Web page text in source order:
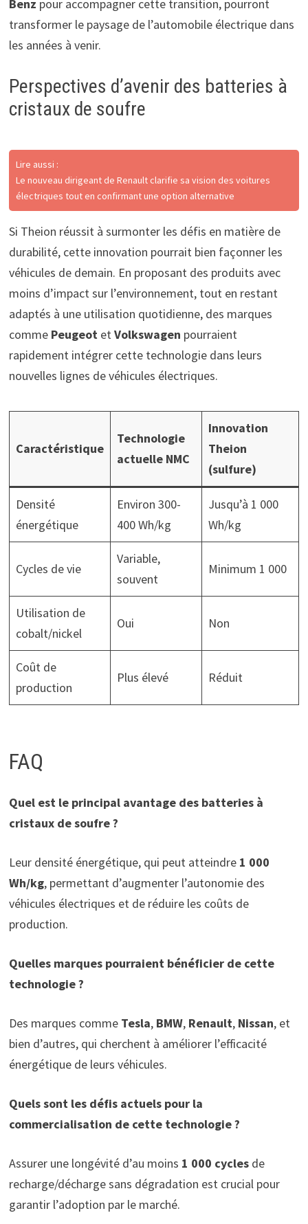
Benz pour accompagner cette transition, pourront
transformer le paysage de l’automobile électrique dans
les années à venir.
Perspectives d’avenir des batteries à
cristaux de soufre
Lire aussi :
Le nouveau dirigeant de Renault clarifie sa vision des voitures
électriques tout en confirmant une option alternative
Si Theion réussit à surmonter les défis en matière de
durabilité, cette innovation pourrait bien façonner les
véhicules de demain. En proposant des produits avec
moins d’impact sur l’environnement, tout en restant
adaptés à une utilisation quotidienne, des marques
comme PeugeotetVolkswagen pourraient
rapidement intégrer cette technologie dans leurs
nouvelles lignes de véhicules électriques.
Caractéristique
Technologie
actuelle NMC
Innovation
Theion
(sulfure)
Densité
énergétique
Environ 300-
400 Wh/kg
Jusqu’à 1 000
Wh/kg
Cycles de vie
Variable,
souvent
Minimum 1 000
Utilisation de
cobalt/nickel
Oui Non
Coût de
production
Plus élevé Réduit
FAQ
Quel est le principal avantage des batteries à
cristaux de soufre ?
Leur densité énergétique, qui peut atteindre 1 000
Wh/kg, permettant d’augmenter l’autonomie des
véhicules électriques et de réduire les coûts de
production.
Quelles marques pourraient bénéficier de cette
technologie ?
Des marques comme Tesla, BMW, Renault, Nissan, et
bien d’autres, qui cherchent à améliorer l’efficacité
énergétique de leurs véhicules.
Quels sont les défis actuels pour la
commercialisation de cette technologie ?
Assurer une longévité d’au moins 1 000 cyclesde
recharge/décharge sans dégradation est crucial pour
garantir l’adoption par le marché.